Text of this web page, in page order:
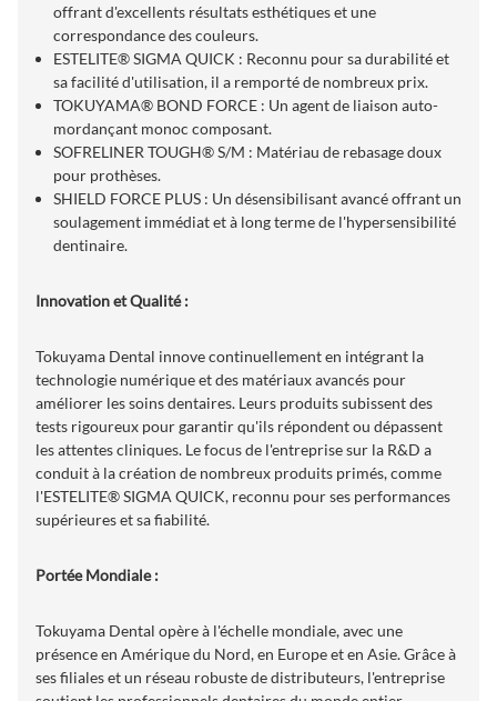
offrant d'excellents résultats esthétiques et une
correspondance des couleurs.
ESTELITE® SIGMA QUICK : Reconnu pour sa durabilité et
sa facilité d'utilisation, il a remporté de nombreux prix.
TOKUYAMA® BOND FORCE : Un agent de liaison auto-
mordançant monoc composant.
SOFRELINER TOUGH® S/M : Matériau de rebasage doux
pour prothèses.
SHIELD FORCE PLUS : Un désensibilisant avancé offrant un
soulagement immédiat et à long terme de l'hypersensibilité
dentinaire.
Innovation et Qualité :
Tokuyama Dental innove continuellement en intégrant la
technologie numérique et des matériaux avancés pour
améliorer les soins dentaires. Leurs produits subissent des
tests rigoureux pour garantir qu'ils répondent ou dépassent
les attentes cliniques. Le focus de l'entreprise sur la R&D a
conduit à la création de nombreux produits primés, comme
l'ESTELITE® SIGMA QUICK, reconnu pour ses performances
supérieures et sa fiabilité.
Portée Mondiale :
Tokuyama Dental opère à l'échelle mondiale, avec une
présence en Amérique du Nord, en Europe et en Asie. Grâce à
ses filiales et un réseau robuste de distributeurs, l'entreprise